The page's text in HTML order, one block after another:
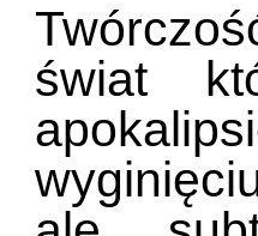
świat